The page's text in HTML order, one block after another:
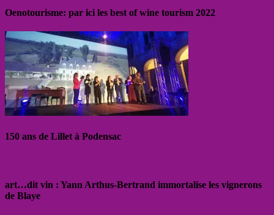
Oenotourisme: par ici les best of wine tourism 2022
150 ans de Lillet à Podensac
art…dit vin : Yann Arthus-Bertrand immortalise les vignerons
de Blaye